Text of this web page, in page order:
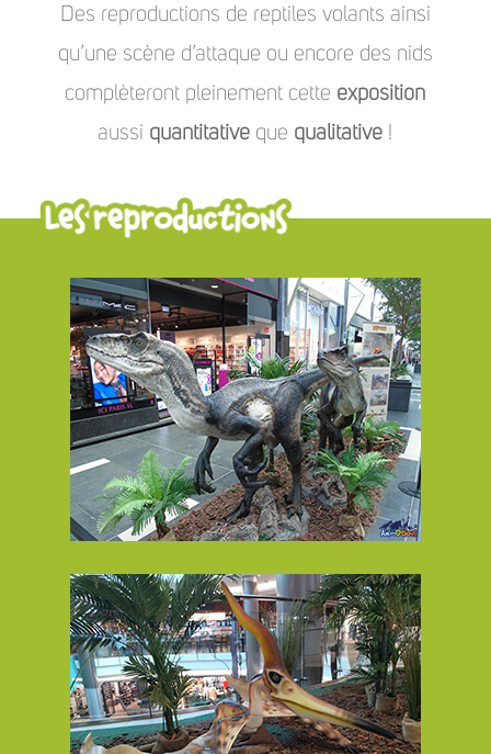
Des reproductions de reptiles volants ainsi
qu’une scène d’attaque ou encore des nids
complèteront pleinement cette exposition
aussi quantitative que qualitative !